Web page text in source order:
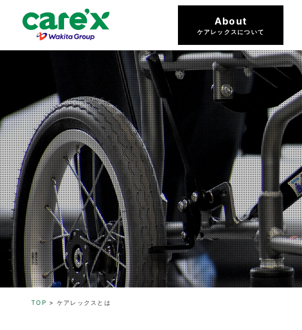
About
ケアレックスについて
TOP > ケアレックスとは